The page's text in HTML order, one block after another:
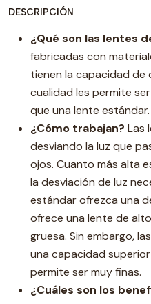
DESCRIPCIÓN
¿Qué son las lentes
fabricadas con
tienen la capacidad de
cualidad les permite
que una lente estándar.
¿Cómo trabajan? Las
desviando la luz que
ojos. Cuanto más alta
la desviación de luz
estándar ofrezca una
ofrece una lente de
gruesa. Sin embargo,
una capacidad
permite ser muy finas.
¿Cuáles son los